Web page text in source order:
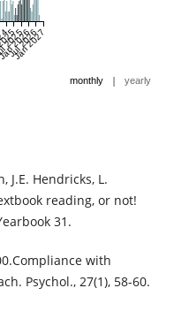
2026
Jul 2026
Jan 2027
monthly | yearly
J.E. Hendricks, L.
reading, or not!
31.
with
Psychol., 27(1), 58-60.